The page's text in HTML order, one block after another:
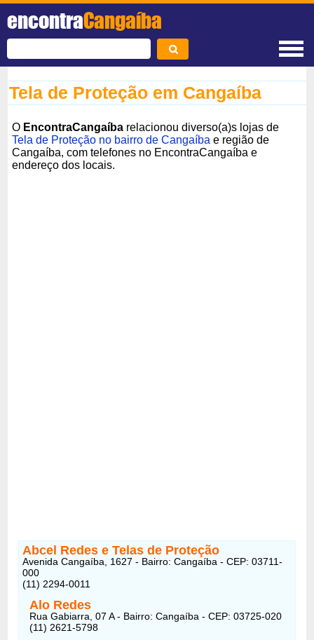
encontraCangaíba
Tela de Proteção em Cangaíba
O EncontraCangaíba relacionou diverso(a)s lojas de
Tela de Proteção no bairro de Cangaíba e região de
Cangaíba, com telefones no EncontraCangaíba e
endereço dos locais.
Abcel Redes e Telas de Proteção
Avenida Cangaíba, 1627 - Bairro: Cangaíba - CEP: 03711-
000
(11) 2294-0011
Alo Redes
Rua Gabiarra, 07 A - Bairro: Cangaíba - CEP: 03725-020
(11) 2621-5798